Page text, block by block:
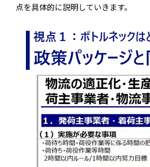
点を具体的に説明していきます。